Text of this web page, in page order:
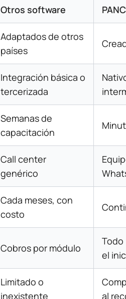
Otros software
Adaptados de otros
países
Integración básica o
tercerizada
Semanas de
capacitación
Call center
genérico
Cada meses, con
costo
Cobros por módulo
el
Limitado o
inexistente
al